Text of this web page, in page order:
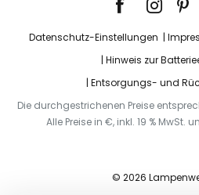
Datenschutz-Einstellungen
Hinweis zur
Entsorgungs- und
Die durchgestrichenen Preise
Alle Preise in €, inkl. 19 % MwSt.
© 2026